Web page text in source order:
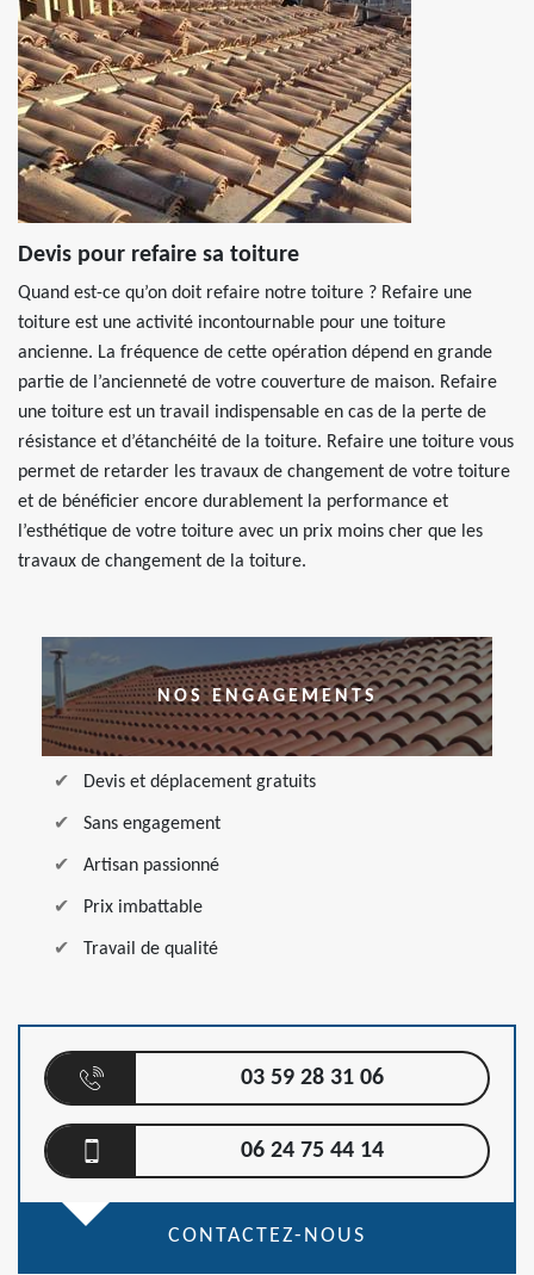
Devis pour refaire sa toiture
Quand est-ce qu’on doit refaire notre toiture ? Refaire une
toiture est une activité incontournable pour une toiture
ancienne. La fréquence de cette opération dépend en grande
partie de l’ancienneté de votre couverture de maison. Refaire
une toiture est un travail indispensable en cas de la perte de
résistance et d’étanchéité de la toiture. Refaire une toiture vous
permet de retarder les travaux de changement de votre toiture
et de bénéficier encore durablement la performance et
l’esthétique de votre toiture avec un prix moins cher que les
travaux de changement de la toiture.
NOS ENGAGEMENTS
Devis et déplacement gratuits
Sans engagement
Artisan passionné
Prix imbattable
Travail de qualité
03 59 28 31 06
06 24 75 44 14
CONTACTEZ-NOUS